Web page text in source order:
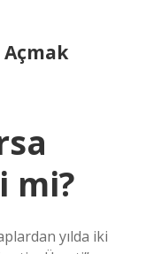
Açmak
mi?
yılda iki